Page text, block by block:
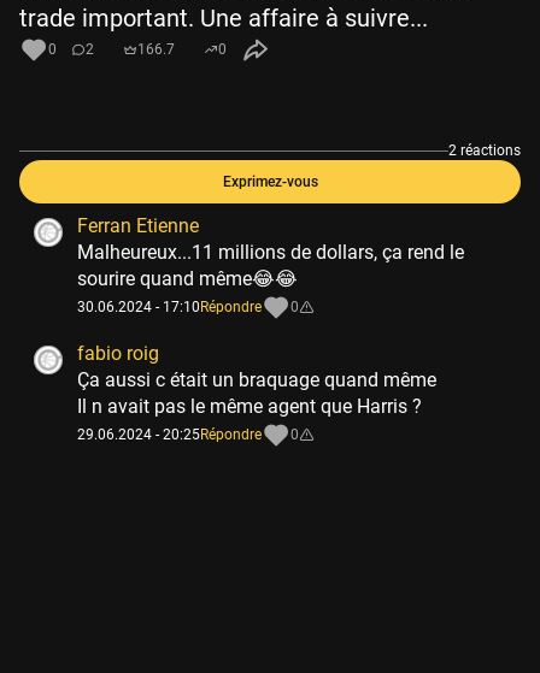
trade important. Une affaire à suivre...
0 2 166.7 0
2 réactions
Exprimez-vous
Ferran Etienne
Malheureux...11 millions de dollars, ça rend le
sourire quand même😂😂
30.06.2024 - 17:10 Répondre 0
fabio roig
Ça aussi c était un braquage quand même
Il n avait pas le même agent que Harris ?
29.06.2024 - 20:25Répondre 0